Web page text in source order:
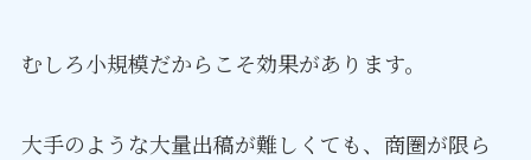
むしろ小規模だからこそ効果があります。
大手のような大量出稿が難しくても、商圏が限ら